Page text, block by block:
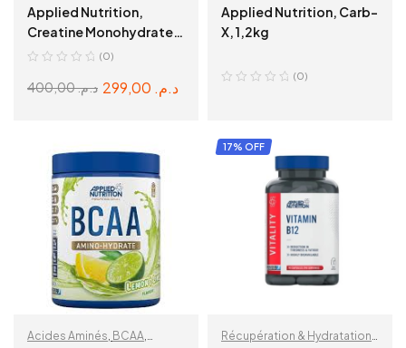
Workout, Prise de Masse
Récupération & Hydratation
Applied Nutrition,
Creatine Monohydrates,
250 g, 50 Servings
(0)
د.م.400,00 د.م.
Carbohydrates,
Récupération & Hydratation
Applied Nutrition, Carb-
X, 1,2kg
(0)
READ MORE
Acides Aminés BCAA
17% OFF
Récupération & Hydratation